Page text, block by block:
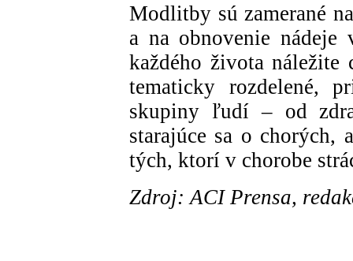
Modlitby sú zamerané
a na obnovenie
každého života náležite
tematicky rozdelené,
skupiny ľudí – od
starajúce sa o
tých, ktorí v chorobe
Zdroj: ACI Prensa,